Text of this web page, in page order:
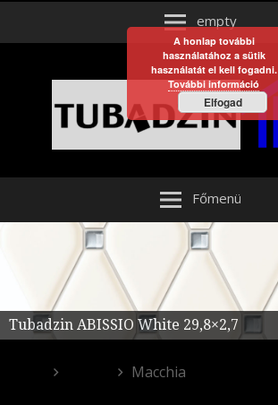
empty
Főmenü
Tubadzin ABISSIO White 29,8×2,7
Macchia
A honlap további
használatához a sütik
használatát el kell fogadni.
További információ
Elfogad